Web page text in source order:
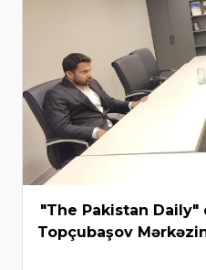
"The Pakistan
Topçubaşov